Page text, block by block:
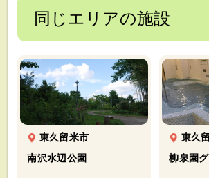
同じエリアの施設
東久留米市
南沢水辺公園
東久
柳泉園